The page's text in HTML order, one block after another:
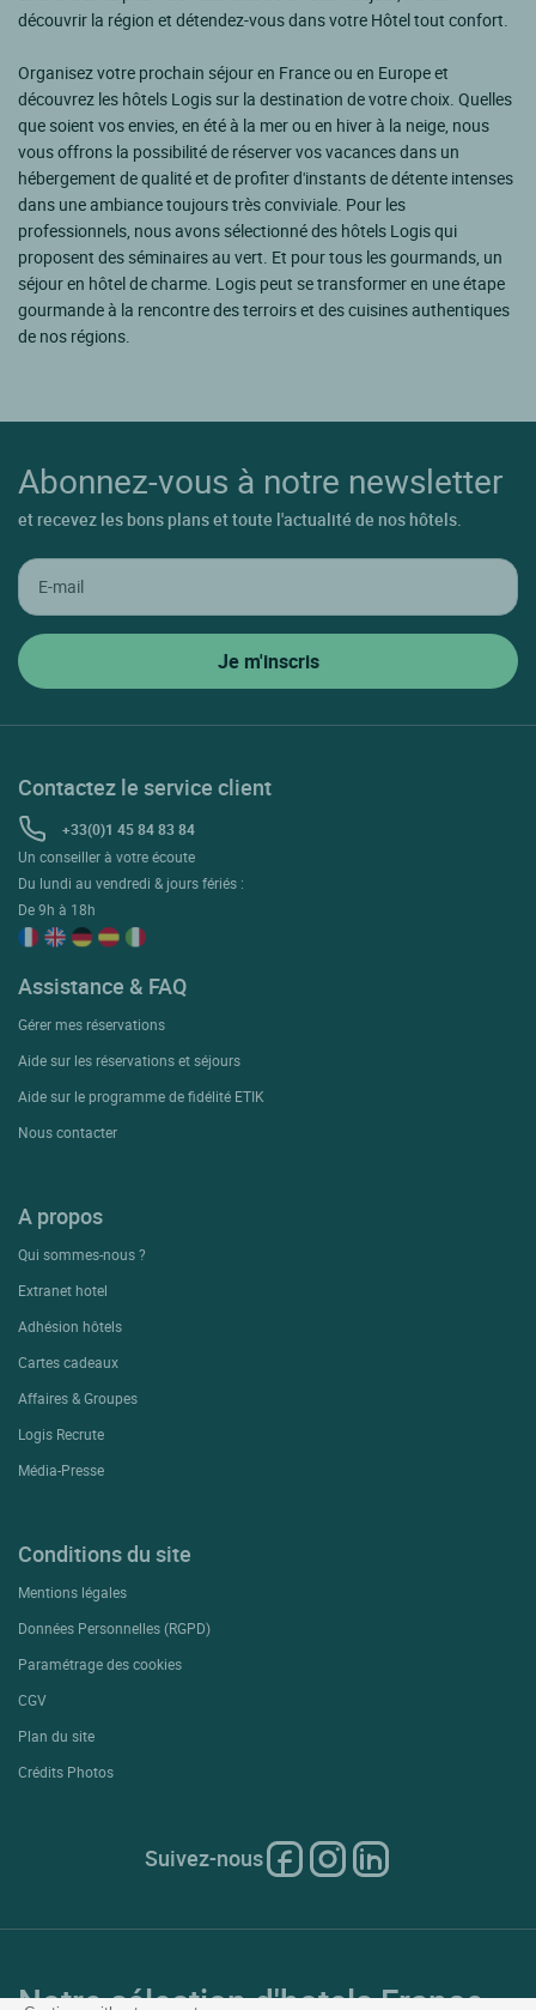
découvrir la région et détendez-vous dans votre Hôtel tout confort.
Organisez votre prochain séjour en France ou en Europe et
découvrez les hôtels Logis sur la destination de votre choix. Quelles
que soient vos envies, en été à la mer ou en hiver à la neige, nous
vous offrons la possibilité de réserver vos vacances dans un
hébergement de qualité et de profiter d'instants de détente intenses
dans une ambiance toujours très conviviale. Pour les
professionnels, nous avons sélectionné des hôtels Logis qui
proposent des séminaires au vert. Et pour tous les gourmands, un
séjour en hôtel de charme. Logis peut se transformer en une étape
gourmande à la rencontre des terroirs et des cuisines authentiques
de nos régions.
Abonnez-vous à notre newsletter
et recevez les bons plans et toute l'actualité de nos hôtels.
Contactez le service client
+33(0)1 45 84 83 84
Un conseiller à votre écoute
Du lundi au vendredi & jours fériés :
De 9h à 18h
Assistance & FAQ
Gérer mes réservations
Aide sur les réservations et séjours
Aide sur le programme de fidélité ETIK
Nous contacter
A propos
Qui sommes-nous ?
Extranet hotel
Adhésion hôtels
Cartes cadeaux
Affaires & Groupes
Logis Recrute
Média-Presse
Conditions du site
Mentions légales
Données Personnelles (RGPD)
Paramétrage des cookies
CGV
Plan du site
Crédits Photos
Suivez-nous
Notre sélection d'hotels France